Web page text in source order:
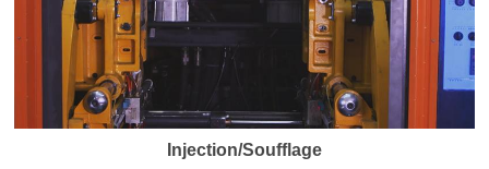
Injection/Soufflage